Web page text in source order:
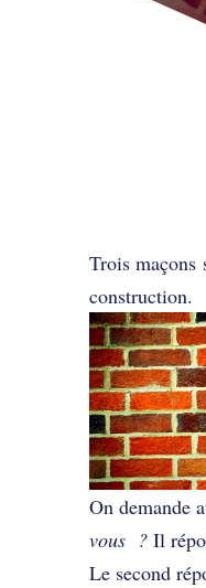
Trois maçons
construction.
On demande
vous ?Il
Le second